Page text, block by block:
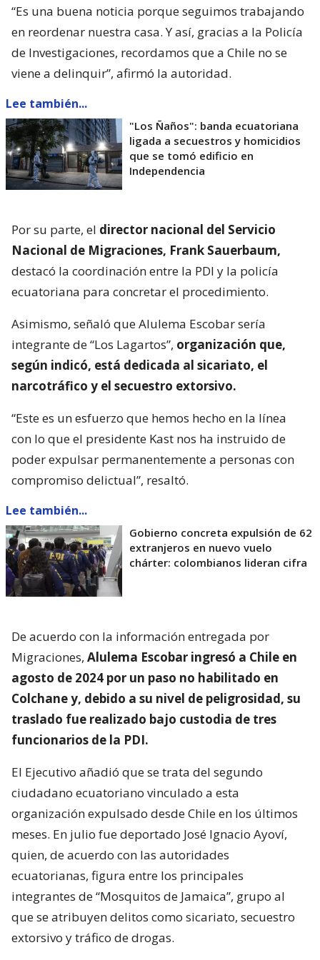
“Es una buena noticia porque seguimos trabajando
en reordenar nuestra casa. Y así, gracias a la Policía
de Investigaciones, recordamos que a Chile no se
viene a delinquir”, afirmó la autoridad.
Lee también...
"Los Ñaños": banda ecuatoriana
ligada a secuestros y homicidios
que se tomó edificio en
Independencia
Por su parte, el director nacional del Servicio
Nacional de Migraciones, Frank Sauerbaum,
destacó la coordinación entre la PDI y la policía
ecuatoriana para concretar el procedimiento.
Asimismo, señaló que Alulema Escobar sería
integrante de “Los Lagartos”, organización que,
según indicó, está dedicada al sicariato, el
narcotráfico y el secuestro extorsivo.
“Este es un esfuerzo que hemos hecho en la línea
con lo que el presidente Kast nos ha instruido de
poder expulsar permanentemente a personas con
compromiso delictual”, resaltó.
Lee también...
Gobierno concreta expulsión de 62
extranjeros en nuevo vuelo
chárter: colombianos lideran cifra
De acuerdo con la información entregada por
Migraciones, Alulema Escobar ingresó a Chile en
agosto de 2024 por un paso no habilitado en
Colchane y, debido a su nivel de peligrosidad, su
traslado fue realizado bajo custodia de tres
funcionarios de la PDI.
El Ejecutivo añadió que se trata del segundo
ciudadano ecuatoriano vinculado a esta
organización expulsado desde Chile en los últimos
meses. En julio fue deportado José Ignacio Ayoví,
quien, de acuerdo con las autoridades
ecuatorianas, figura entre los principales
integrantes de “Mosquitos de Jamaica”, grupo al
que se atribuyen delitos como sicariato, secuestro
extorsivo y tráfico de drogas.